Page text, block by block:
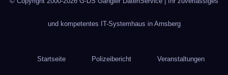
und kompetentes IT-Systemhaus in Arnsberg
Startseite Polizeibericht Veranstaltungen